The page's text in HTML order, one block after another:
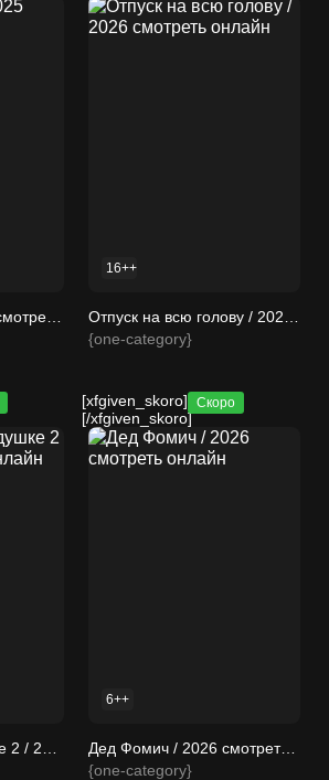
16++
{one-category}
[xfgiven_skoro] Скоро
[/xfgiven_skoro]
6++
Дед Фомич / 2026 смотреть онлайн
{one-category}